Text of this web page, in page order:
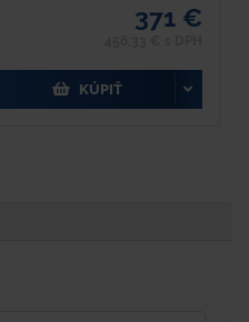
371 €
KÚPIŤ